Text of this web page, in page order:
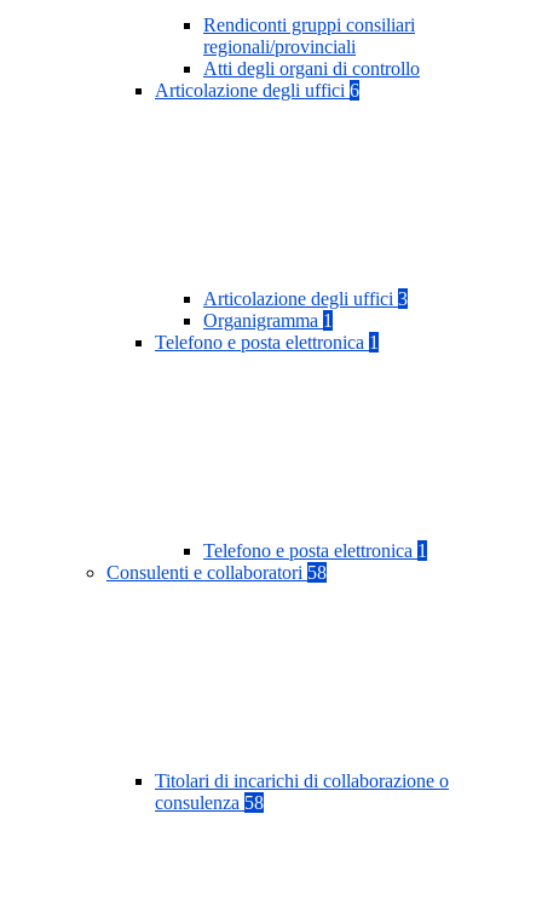
Rendiconti gruppi consiliari
regionali/provinciali
Atti degli organi di controllo
Articolazione degli uffici 6
Articolazione degli uffici 3
Organigramma 1
Telefono e posta elettronica 1
Telefono e posta elettronica 1
Consulenti e collaboratori 58
Titolari di incarichi di collaborazione o
consulenza 58